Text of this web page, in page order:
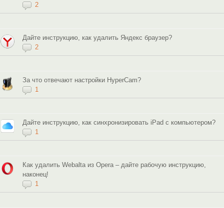
2
Дайте инструкцию, как удалить Яндекс браузер?
2
За что отвечают настройки HyperCam?
1
Дайте инструкцию, как синхронизировать iPad с компьютером?
1
Как удалить Webalta из Opera – дайте рабочую инструкцию,
наконец!
1